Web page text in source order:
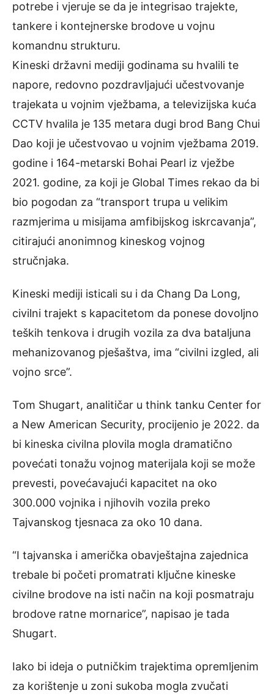
potrebe i vjeruje se da je integrisao trajekte,
tankere i kontejnerske brodove u vojnu
komandnu strukturu.
Kineski državni mediji godinama su hvalili te
napore, redovno pozdravljajući učestvovanje
trajekata u vojnim vježbama, a televizijska kuća
CCTV hvalila je 135 metara dugi brod Bang Chui
Dao koji je učestvovao u vojnim vježbama 2019.
godine i 164-metarski Bohai Pearl iz vježbe
2021. godine, za koji je Global Times rekao da bi
bio pogodan za “transport trupa u velikim
razmjerima u misijama amfibijskog iskrcavanja”,
citirajući anonimnog kineskog vojnog
stručnjaka.
Kineski mediji isticali su i da Chang Da Long,
civilni trajekt s kapacitetom da ponese dovoljno
teških tenkova i drugih vozila za dva bataljuna
mehanizovanog pješaštva, ima “civilni izgled, ali
vojno srce”.
Tom Shugart, analitičar u think tanku Center for
a New American Security, procijenio je 2022. da
bi kineska civilna plovila mogla dramatično
povećati tonažu vojnog materijala koji se može
prevesti, povećavajući kapacitet na oko
300.000 vojnika i njihovih vozila preko
Tajvanskog tjesnaca za oko 10 dana.
“I tajvanska i američka obavještajna zajednica
trebale bi početi promatrati ključne kineske
civilne brodove na isti način na koji posmatraju
brodove ratne mornarice”, napisao je tada
Shugart.
Iako bi ideja o putničkim trajektima opremljenim
za korištenje u zoni sukoba mogla zvučati